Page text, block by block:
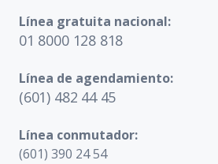
Línea gratuita nacional:
01 8000 128 818
Línea de agendamiento:
(601) 482 44 45
Línea conmutador:
(601) 390 24 54